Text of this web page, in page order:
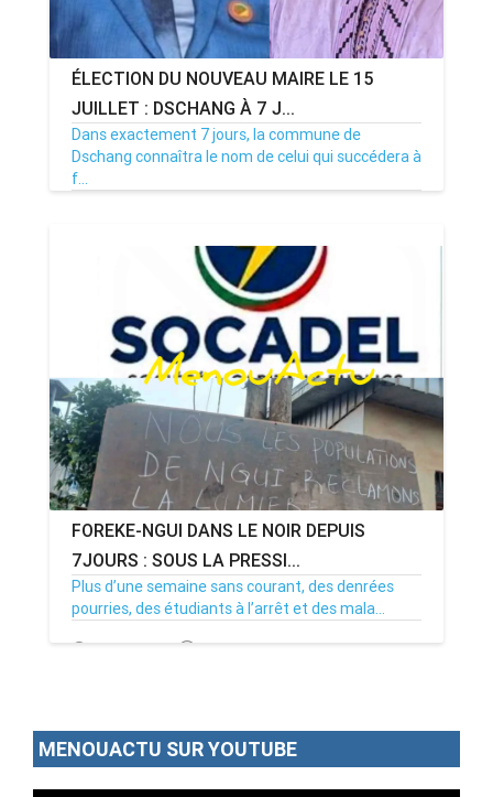
ÉLECTION DU NOUVEAU MAIRE LE 15
JUILLET : DSCHANG À 7 J...
Dans exactement 7 jours, la commune de
Dschang connaîtra le nom de celui qui succédera à
f...
FOREKE-NGUI DANS LE NOIR DEPUIS
7JOURS : SOUS LA PRESSI...
Plus d’une semaine sans courant, des denrées
pourries, des étudiants à l’arrêt et des mala...
02/07/26 Par MenouActu 0
MENOUACTU SUR YOUTUBE